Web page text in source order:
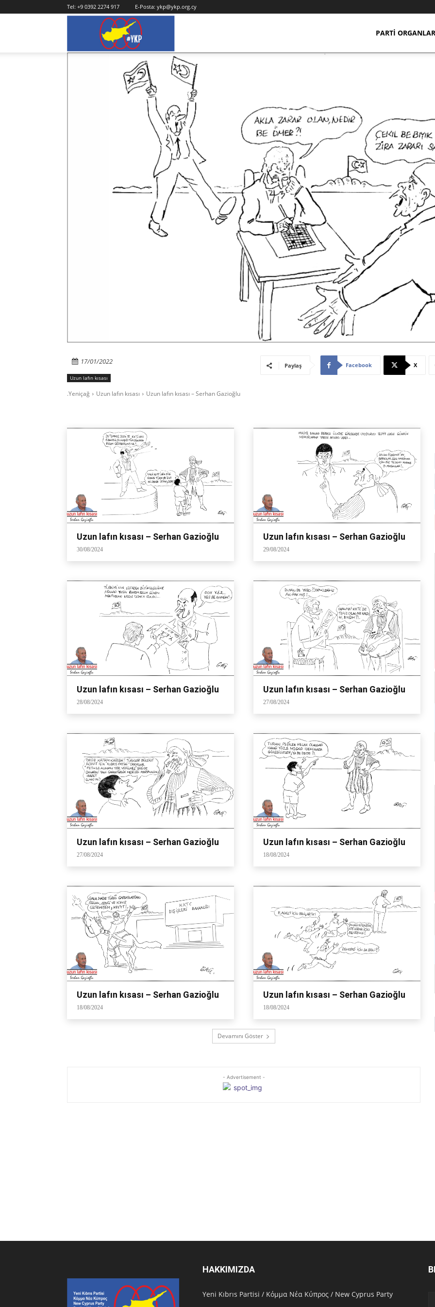
Tel: +9 0392 2274 917 E-Posta: ykp@ykp.org.cy
PARTI
17/01/2022
Uzun lafın kısası
Paylaş Facebook X
.Yeniçağ Uzun lafın kısası Uzun lafın kısası – Serhan Gazioğlu
Uzun lafın kısası – Serhan Gazioğlu
30/08/2024
Uzun lafın kısası – Serhan Gazioğlu
29/08/2024
Uzun lafın kısası – Serhan Gazioğlu
28/08/2024
Uzun lafın kısası – Serhan Gazioğlu
27/08/2024
Uzun lafın kısası – Serhan Gazioğlu
27/08/2024
Uzun lafın kısası – Serhan Gazioğlu
18/08/2024
Uzun lafın kısası – Serhan Gazioğlu
18/08/2024
Uzun lafın kısası – Serhan Gazioğlu
18/08/2024
Devamını Göster
- Advertisement -
HAKKIMIZDA
Υeni Kıbrıs Partisi / Κόμμα Νέα Κύπρος / New Cyprus Party